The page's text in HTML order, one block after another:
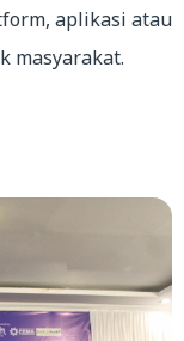
aplikasi atau
masyarakat.